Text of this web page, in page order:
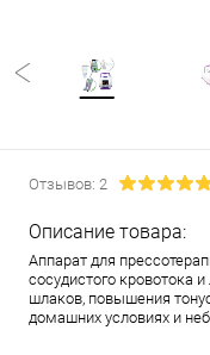
Отзывов: 2
Описание товара:
Аппарат для
сосудистого кровотока
шлаков, повышения
домашних условиях и